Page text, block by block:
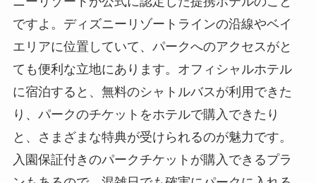
ですよ。ディズニーリゾートラインの沿線やベイ
エリアに位置していて、パークへのアクセスがと
ても便利な立地にあります。オフィシャルホテル
に宿泊すると、無料のシャトルバスが利用できた
り、パークのチケットをホテルで購入できたり
と、さまざまな特典が受けられるのが魅力です。
入園保証付きのパークチケットが購入できるプラ